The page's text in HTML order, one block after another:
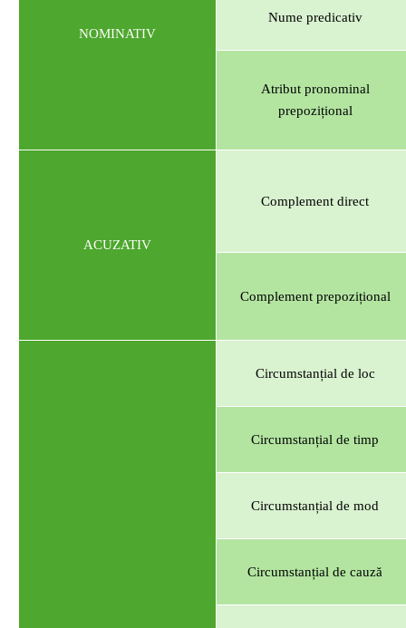
NOMINATIV
Nume predicativ
Atribut pronominal
prepozițional
ACUZATIV
Complement direct
Complement prepozițional
Circumstanțial de loc
Circumstanțial de timp
Circumstanțial de mod
Circumstanțial de cauză